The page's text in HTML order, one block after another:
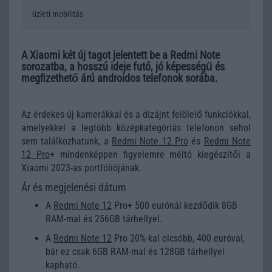
üzleti mobilitás
A Xiaomi két új tagot jelentett be a Redmi Note
sorozatba, a hosszú ideje futó, jó képességű és
megfizethető árú androidos telefonok sorába.
Az érdekes új kamerákkal és a dizájnt felölelő funkciókkal,
amelyekkel a legtöbb középkategóriás telefonon sehol
sem találkozhatunk, a Redmi Note 12 Pro és Redmi Note
12 Pro+ mindenképpen figyelemre méltó kiegészítői a
Xiaomi 2023-as portfóliójának.
Ár és megjelenési dátum
A Redmi Note 12 Pro+ 500 eurónál kezdődik 8GB
RAM-mal és 256GB tárhellyel.
A Redmi Note 12 Pro 20%-kal olcsóbb, 400 euróval,
bár ez csak 6GB RAM-mal és 128GB tárhellyel
kapható.